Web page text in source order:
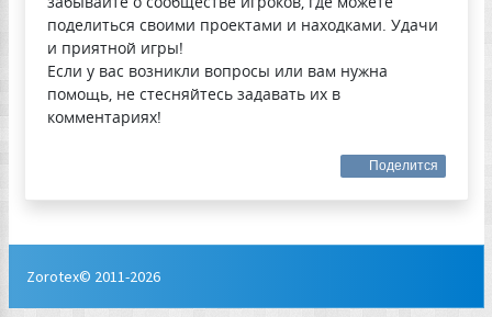
поделиться своими проектами и находками. Удачи
и приятной игры!
Если у вас возникли вопросы или вам нужна
помощь, не стесняйтесь задавать их в
комментариях!
Поделится
Zorotex© 2011-2026